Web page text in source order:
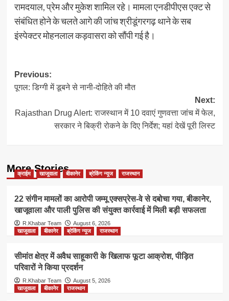
रामदयाल, प्रेम और मुकेश शामिल रहे। मामला एनडीपीएस एक्ट से
संबंधित होने के चलते आगे की जांच श्रीडूंगरगढ़ थाने के सब
इंस्पेक्टर मोहनलाल कड़वासरा को सौंपी गई है।
Post
navigation
Previous:
पूगल: डिग्गी में डूबने से नानी-दोहिते की मौत
Next:
Rajasthan Drug Alert: राजस्थान में 10 दवाएं गुणवत्ता जांच में फेल,
सरकार ने बिक्री रोकने के दिए निर्देश; यहां देखें पूरी लिस्ट
More Stories
क्राईम खाजूवाला बीकानेर ब्रेकिंग न्यूज राजस्थान
22 संगीन मामलों का आरोपी जम्मू एक्सप्रेस-वे से दबोचा गया, बीकानेर,
खाजूवाला और पाली पुलिस की संयुक्त कार्रवाई में मिली बड़ी सफलता
R.Khabar Team
August 6, 2026
खाजूवाला
बीकानेर ब्रेकिंग न्यूज राजस्थान
सीमांत क्षेत्र में अवैध साहूकारी के खिलाफ फूटा आक्रोश, पीड़ित
परिवारों ने किया प्रदर्शन
R.Khabar Team
August 5, 2026
खाजूवाला
बीकानेर राजस्थान